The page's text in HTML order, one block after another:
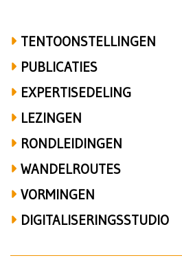
TENTOONSTELLINGEN
PUBLICATIES
EXPERTISEDELING
LEZINGEN
RONDLEIDINGEN
WANDELROUTES
VORMINGEN
DIGITALISERINGSSTUDIO